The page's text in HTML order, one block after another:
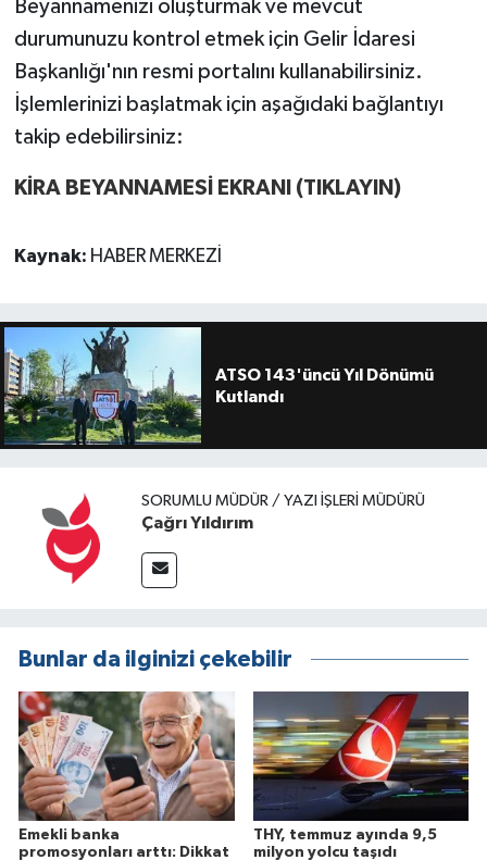
Beyannamenizi oluşturmak ve mevcut
durumunuzu kontrol etmek için Gelir İdaresi
Başkanlığı'nın resmi portalını kullanabilirsiniz.
İşlemlerinizi başlatmak için aşağıdaki bağlantıyı
takip edebilirsiniz:
KİRA BEYANNAMESİ EKRANI (TIKLAYIN)
Kaynak: HABER MERKEZİ
ATSO 143'üncü Yıl Dönümü
Kutlandı
SORUMLU MÜDÜR / YAZI İŞLERI MÜDÜRÜ
Çağrı Yıldırım
Bunlar da ilginizi çekebilir
Emekli banka
promosyonları arttı: Dikkat
THY, temmuz ayında 9,5
milyon yolcu taşıdı